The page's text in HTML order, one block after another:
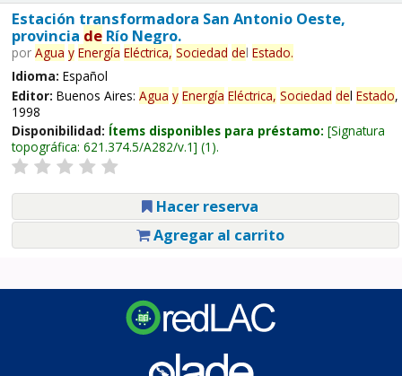
Estación transformadora San Antonio Oeste,
provincia deRío Negro.
por Agua y Energía Eléctrica, Sociedad del Estado.
Idioma: Español
Editor: Buenos Aires: Agua y Energía Eléctrica, Sociedad del Estado,
1998
Disponibilidad: Ítems disponibles para préstamo: Signatura
topográfica: 621.374.5/A282/v.1 (1).
Hacer reserva
Agregar al carrito